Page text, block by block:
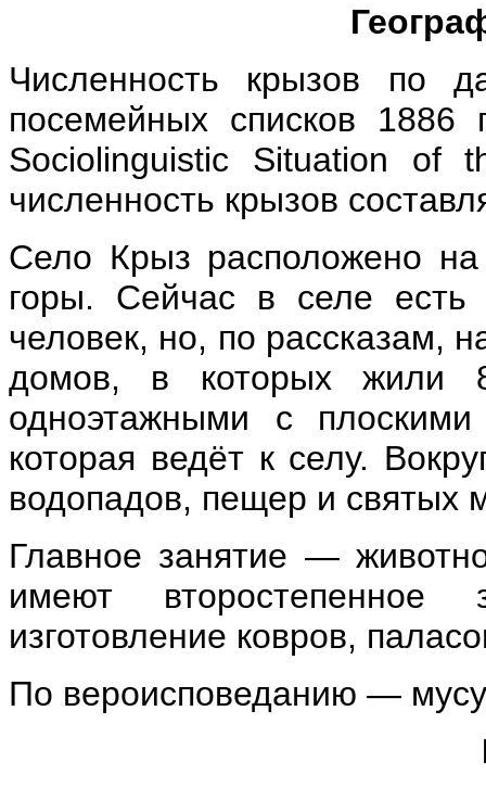
Численность крызов по
посемейных списков
Sociolinguistic Situation of
численность крызов
Село Крыз расположено
горы. Сейчас в селе
человек, но, по рассказам,
домов, в которых жили
одноэтажными с
которая ведёт к селу.
водопадов, пещер и святых
Главное занятие —
имеют
изготовление ковров,
По вероисповеданию —